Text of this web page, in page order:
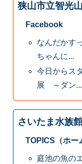
狭山市立智光
Facebook
なんだかす
ちゃんに...
今日からス
展 ～ダン...
さいたま水族
TOPICS（ホー
庭池の魚の